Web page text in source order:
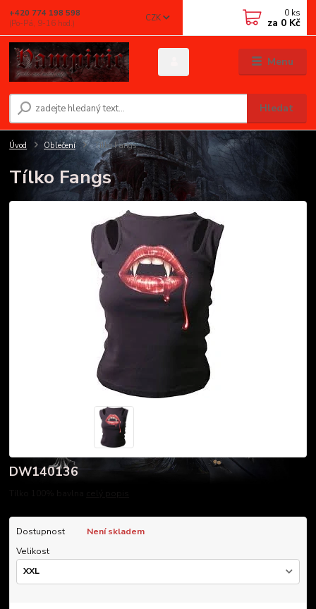
Menu
CZK
Hledat
+420 774 198 598
(Po-Pá, 9-16 hod.)
0 ks
za 0 Kč
Úvod Oblečení Tílko Fangs
Tílko Fangs
DW140136
Dostupnost
Není skladem
Velikost